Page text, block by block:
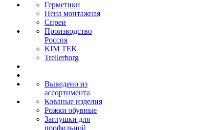
Герметики
Пена монтажная
Спреи
Производство
Россия
KIM TEK
Trellerborg
Выведено из
ассортимента
Кованые изделия
Рожки обувные
Заглушки для
профильной